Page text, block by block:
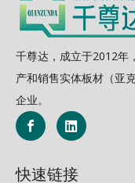
千尊达，成立于2012年
产和销售实体板材（亚
企业。
快速链接